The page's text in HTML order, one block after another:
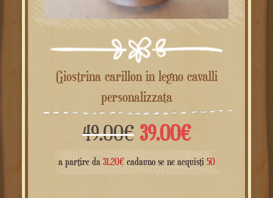
Giostrina carillon in legno cavalli
personalizzata
49.00€ Il
prezzo
39.00€Il
prezzo
a partire da 31.20€cadauno se ne acquisti 50